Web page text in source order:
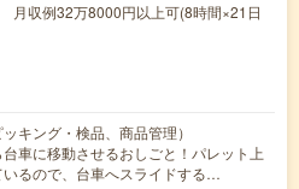
収例32万8000円以上可(8時間×21日
キング・検品、商品管理）
車に移動させるおしごと！パレット上
いるので、台車へスライドする…